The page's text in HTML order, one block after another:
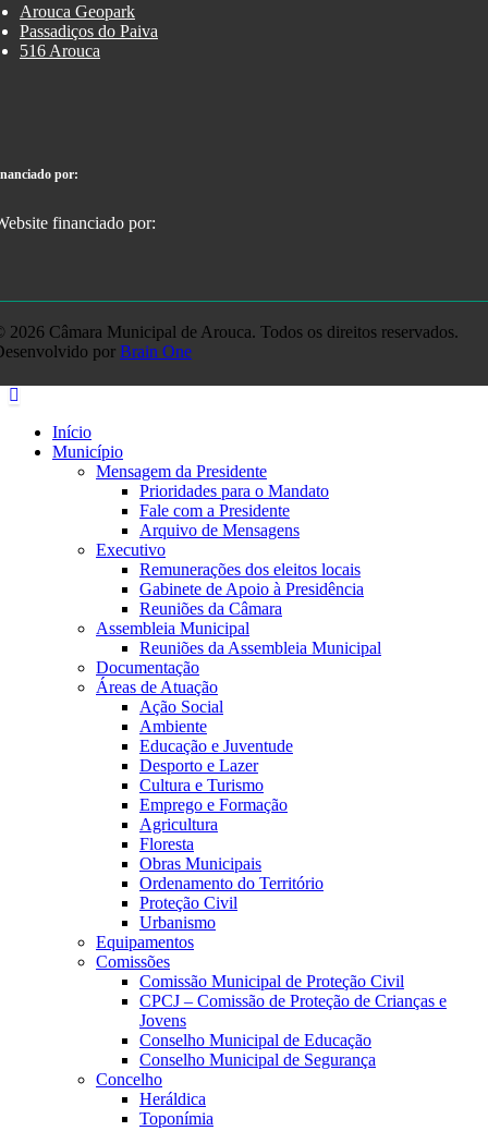
Arouca Geopark
Passadiços do Paiva
516 Arouca
por:
2026 Câmara Municipal de Arouca. Todos os direitos reservados.
por Brain One
Início
Município
Mensagem da Presidente
Prioridades para o Mandato
Fale com a Presidente
Arquivo de Mensagens
Executivo
Remunerações dos eleitos locais
Gabinete de Apoio à Presidência
Reuniões da Câmara
Assembleia Municipal
Reuniões da Assembleia Municipal
Documentação
Áreas de Atuação
Ação Social
Ambiente
Educação e Juventude
Desporto e Lazer
Cultura e Turismo
Emprego e Formação
Agricultura
Floresta
Obras Municipais
Ordenamento do Território
Proteção Civil
Urbanismo
Equipamentos
Comissões
Comissão Municipal de Proteção Civil
CPCJ – Comissão de Proteção de Crianças e
Jovens
Conselho Municipal de Educação
Conselho Municipal de Segurança
Concelho
Heráldica
Toponímia